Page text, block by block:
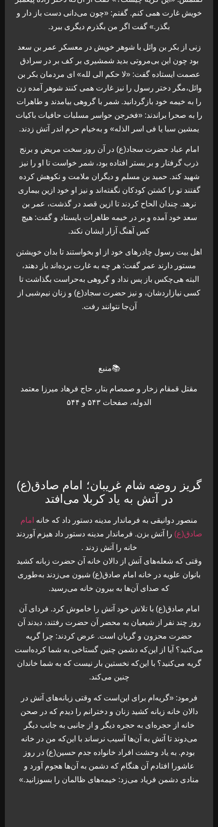
خویش غارت همی کنم. گفتم: «چون می‌دانی دست باز دار و
بگذر.» گفت اگر من بگذرم دیگری ببرد.
زنی از بکر بن وائل با شوهر خویش در معسکر عمر بن سعد
بود چون این بی‌مروتی بدید شمشیری بر کف بر در سرادق
عصمت ایستاده گفت: «لا حکم الی لله» ای مردمان بکر بن
وائل،مگر دختر رسول را نیز غارت همی کنند شوهر آمده زن
را به خیمه خود بازگردانید. شمر با گروهی بیامدند و طاهرات
را به صحرا براندند: «فخرجن حواسر مسلبات حافیات باکیات
یمشین سبا یا فی اسر الذله» و به‌خیام حرم اندر آتش زدند.
امام عباد حضرت سجاد(ع) در آن روز سخت مریض و برنج
ذرب گرفتار و بر بستر افتاده بود، شمر خواست تا او را نیز
شهید کند. حمید بن مسلم و دیگران ملامت و نکوهش کرده
گفتند تو را کشتن کودکان نگفته‌اند و نیز او خود ازین بیماری
نرهد. چندان الحاح کردند تا ازین قصد در گذشت، عمر بن
سعد خود آمده و بر در خیمه طاهرات بایستاد و گفت: هیچ
کس آهنگ آزار ایشان نکند.
اهل بیت رسول چادرهای خود از او بخواستند تا بدان خویشتن
مستور دارند عمر گفت: هر چه به غارت برده‌اند باز دهند،
البته هی‌چکس باز پس نداد و گروهی به‌حراست بگذاشت تا
کسی نیازاردشان، و نیز حضرت سجاد(ع) و زنان نیم‌شبی از
آن‌جا نتوانند رفت.
📚منبع
مقتل قمقام زخار و صمصام بتار، حاج فرهاد میرزا معتمد
الدوله، صفحات ۵۴۳ و ۵۴۴
گریز روضه شام غریبان؛ امام صادق(ع)
در آتش به یاد کربلا می‌افتد
منصور دوانیقی به فرماندار مدینه دستور داد که خانه امام
صادق(ع) را آتش بزن. فرماندار مدینه دستور داد هیزم آوردند
خانه را آتش زدند .
وقتی که شعله‌های آتش از دالان خانه آن حضرت زبانه کشید
بانوان علویه در خانه امام صادق(ع) شیون می‌زدند به‌طوری
که صدای آن‌ها به بیرون خانه می‌رسید.
امام صادق(ع) با تلاش خود آتش را خاموش کرد. فردای آن
روز چند نفر از شیعیان به محضر آن حضرت رفتند، دیدند آن
حضرت محزون و گریان است. عرض کردند: چرا گریه
می‌کنید؟ آیا از این‌که دشمن چنین گستاخی به شما کرده‌است
گریه می‌کنید؟ با این‌که نخستین بار نیست که به شما خاندان
چنین می‌کند.
فرمود: «گریه‌ام برای این‌است که وقتی زبانه‌های آتش در
دالان خانه زبانه کشید زنان و دخترانم را دیدم که در صحن
خانه از حجره‌ای به حجره دیگر و از جانبی به جانب دیگر
می‌دوند تا آتش به آن‌ها آسیب نرساند با این‌که من در خانه
بودم. به یاد وحشت افراد خانواده جدم حسین(ع) در روز
عاشورا افتادم آن هنگام که دشمن به آن‌ها هجوم آورد و
منادی دشمن فریاد می‌زد: خیمه‌های ظالمان را بسوزانید.»